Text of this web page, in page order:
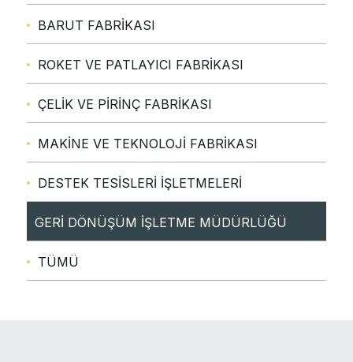
BARUT FABRİKASI
ROKET VE PATLAYICI FABRİKASI
ÇELİK VE PİRİNÇ FABRİKASI
MAKİNE VE TEKNOLOJİ FABRİKASI
DESTEK TESİSLERİ İŞLETMELERİ
GERİ DÖNÜŞÜM İŞLETME MÜDÜRLÜĞÜ
TÜMÜ